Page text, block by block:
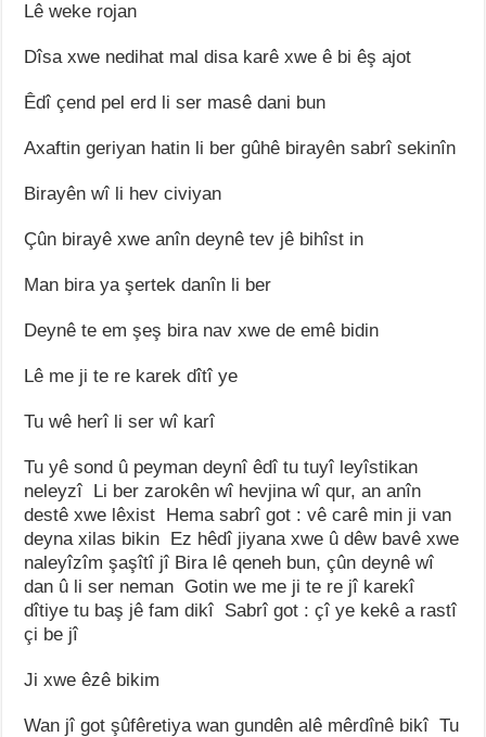
Lê weke rojan
Dîsa xwe nedihat mal disa karê xwe ê bi êş ajot
Êdî çend pel erd li ser masê dani bun
Axaftin geriyan hatin li ber gûhê birayên sabrî sekinîn
Birayên wî li hev civiyan
Çûn birayê xwe anîn deynê tev jê bihîst in
Man bira ya şertek danîn li ber
Deynê te em şeş bira nav xwe de emê bidin
Lê me ji te re karek dîtî ye
Tu wê herî li ser wî karî
Tu yê sond û peyman deynî êdî tu tuyî leyîstikan
neleyzî Li ber zarokên wî hevjina wî qur, an anîn
destê xwe lêxist Hema sabrî got : vê carê min ji van
deyna xilas bikin Ez hêdî jiyana xwe û dêw bavê xwe
naleyîzîm şaşîtî jî Bira lê qeneh bun, çûn deynê wî
dan û li ser neman Gotin we me ji te re jî karekî
dîtiye tu baş jê fam dikî Sabrî got : çî ye kekê a rastî
çi be jî
Ji xwe êzê bikim
Wan jî got şûfêretiya wan gundên alê mêrdînê bikî Tu